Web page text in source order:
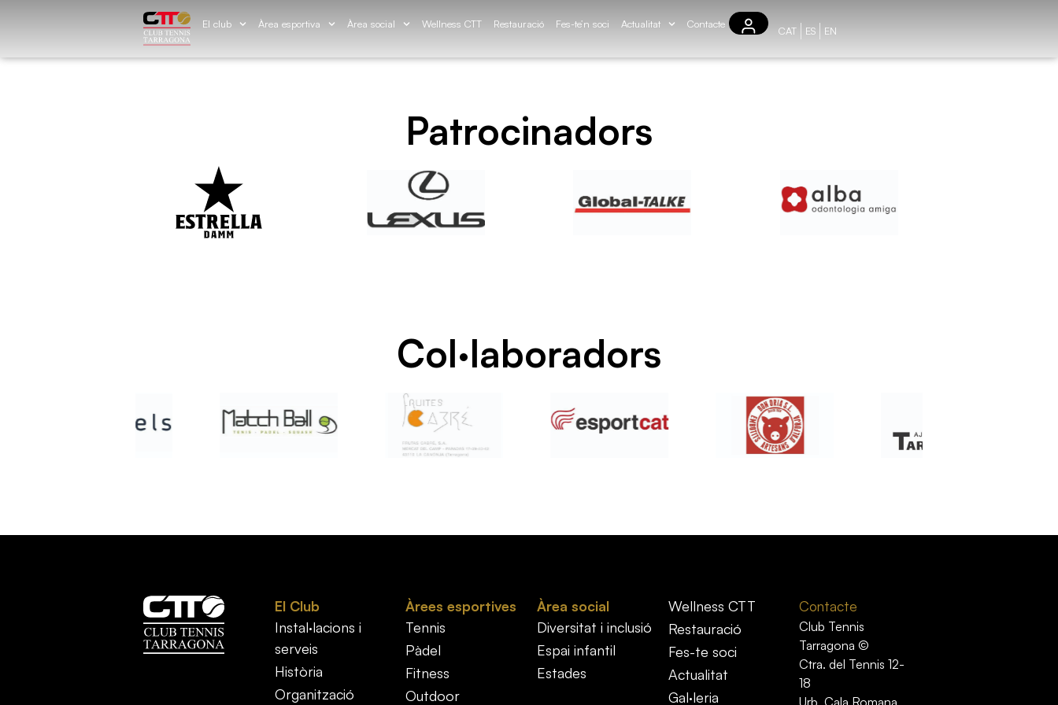
El club Àrea esportiva Àrea social Wellness CTT Restauració Fes-te’n soci Actualitat Contacte
CAT ES EN
Patrocinadors
Col·laboradors
El Club
Instal·lacions i
serveis
Història
Organització
Àrees esportives
Tennis
Pàdel
Fitness
Outdoor
Àrea social
Diversitat i inclusió
Espai infantil
Estades
Wellness CTT
Restauració
Fes-te soci
Actualitat
Gal·leria
Contacte
Club Tennis
Tarragona ©
Ctra. del Tennis 12-
18
Urb. Cala Romana